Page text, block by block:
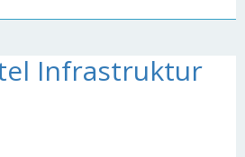
Infrastruktur